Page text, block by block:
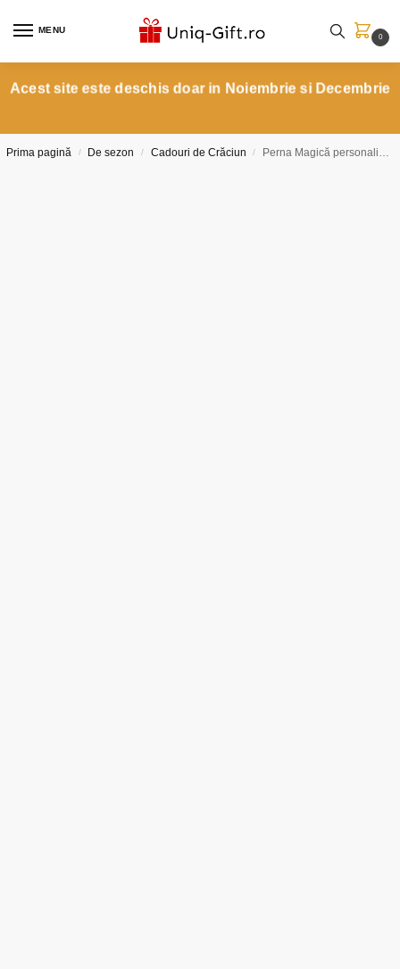
MENU
0
Acest site este deschis doar in Noiembrie si Decembrie
Prima pagină / De sezon / Cadouri de Crăciun / Perna Magică personalizată Model Ren Baiețel